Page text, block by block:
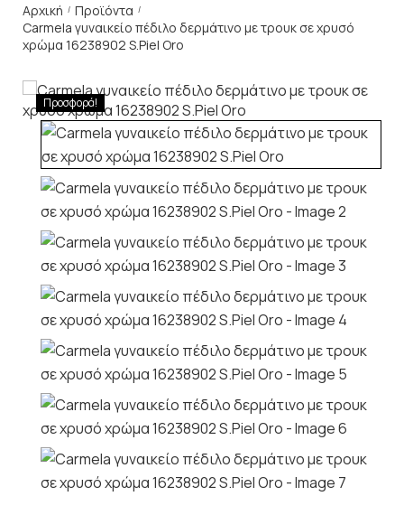
Αρχική / Προϊόντα /
Carmela γυναικείο πέδιλο δερμάτινο με τρουκ σε χρυσό
χρώμα 16238902 S.Piel Oro
Προσφορά!
Previous
Next